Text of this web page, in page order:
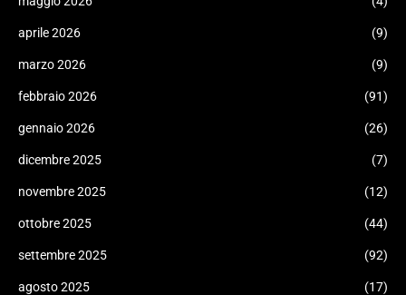
aprile 2026 (9)
marzo 2026 (9)
febbraio 2026 (91)
gennaio 2026 (26)
dicembre 2025 (7)
novembre 2025 (12)
ottobre 2025 (44)
settembre 2025 (92)
agosto 2025 (17)